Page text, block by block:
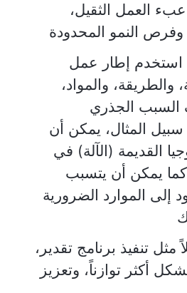
العمل الثقيل،
وفرص النمو المحدودة
استخدم إطار عمل
والطريقة، والمواد،
السبب الجذري
المثال، يمكن أن
القديمة (الآلة) في
كما يمكن أن يتسبب
إلى الموارد الضرورية
مثل تنفيذ برنامج تقدير،
أكثر توازناً، وتعزيز